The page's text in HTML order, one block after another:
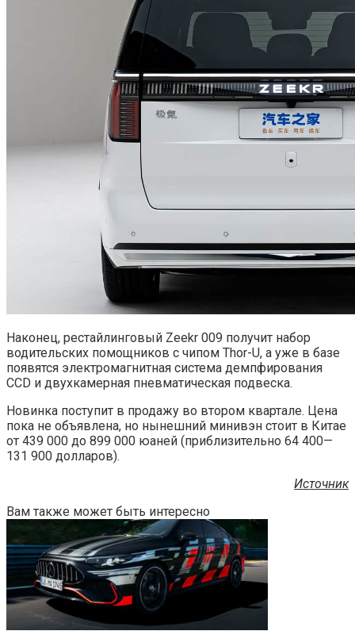
Наконец, рестайлинговый Zeekr 009 получит набор
водительских помощников с чипом Thor-U, а уже в базе
появятся электромагнитная система демпфирования
CCD и двухкамерная пневматическая подвеска.
Новинка поступит в продажу во втором квартале. Цена
пока не объявлена, но нынешний минивэн стоит в Китае
от 439 000 до 899 000 юаней (приблизительно 64 400—
131 900 долларов).
Источник
Вам также может быть интересно